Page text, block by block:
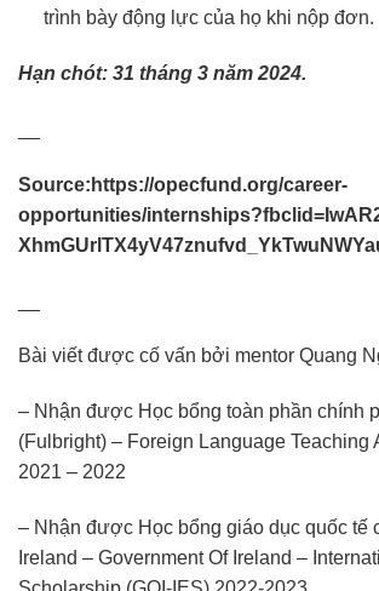
trình bày động lực của họ khi nộp đơn.
Hạn chót: 31 tháng 3 năm 2024.
Source: https://opecfund.org/career-
opportunities/
Bài viết được cố vấn bởi mentor Quang
– Nhận được Học bổng toàn phần chính
(Fulbright) – Foreign Language Teaching
2021 – 2022
– Nhận được Học bổng giáo dục quốc tế
Ireland – Government Of Ireland –